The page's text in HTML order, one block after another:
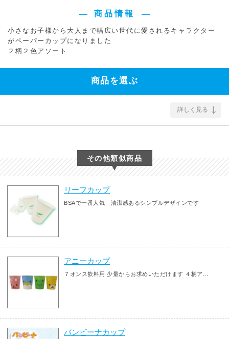
商品情報
小さなお子様から大人まで幅広い世代に愛されるキャラクター
がペーパーカップになりました
２柄２色アソート
商品を選ぶ
詳しく見る
その他類似商品
リーフカップ
BSAで一番人気 清潔感あるシンプルデザインです
アニーカップ
７オンス飲料用 少量からお求めいただけます ４柄ア...
バンビーナカップ